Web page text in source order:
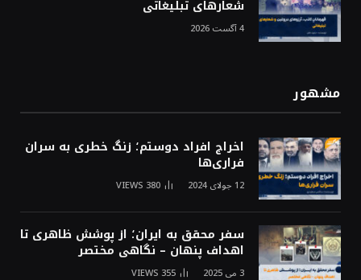
شعارهای تبلیغاتی
4 آگست 2026
مشهور
اخراج افراد دوستم؛ زنگ خطری به سران
فراری‌ها
12 جولای 2024 380
VIEWS
سفر محقق به ایران؛ از پوشش ظاهری تا
اهداف پنهان – نگاهی مختصر
3 می 2025 355
VIEWS